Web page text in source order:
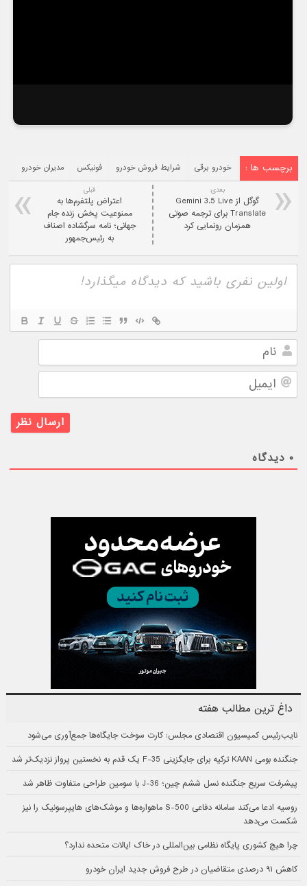
برچسب ها : خودرو برقی شرایط فروش خودرو فونیکس مدیران خودرو
قبلی
اعتراض پلتفرم‌ها به
ممنوعیت پخش زنده جام
جهانی؛ نامه سرگشاده اصناف
به رئیس‌جمهور
بعدی:
گوگل از Gemini 3.5 Live
Translate برای ترجمه صوتی
همزمان رونمایی کرد
نام
۰ دیدگاه
داغ ترین مطالب هفته
نایب‌رئیس کمیسیون اقتصادی مجلس: کارت سوخت جایگاه‌ها جمع‌آوری می‌شود
جنگنده بومی KAAN ترکیه برای جایگزینی F-35 یک قدم به نخستین پرواز نزدیک‌تر شد
پیشرفت سریع جنگنده نسل ششم چین؛ J-36 با سومین طراحی متفاوت ظاهر شد
روسیه ادعا می‌کند سامانه دفاعی S-500 ماهواره‌ها و موشک‌های هایپرسونیک را نیز
شکست می‌دهد
چرا هیچ کشوری پایگاه نظامی بین‌المللی در خاک ایالات متحده ندارد؟
کاهش ۹۱ درصدی متقاضیان در طرح فروش جدید ایران خودرو